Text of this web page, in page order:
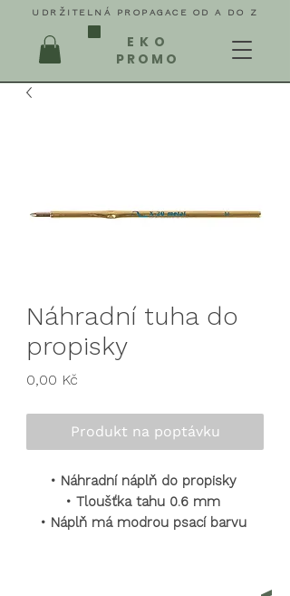
UDRŽITELNÁ PROPAGACE OD A DO Z
EKO
PROMO
Náhradní tuha do
propisky
0,00 Kč
Produkt na poptávku
• Náhradní náplň do propisky
• Tloušťka tahu 0.6 mm
• Náplň má modrou psací barvu